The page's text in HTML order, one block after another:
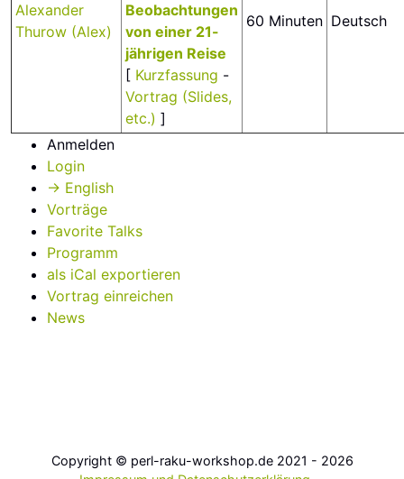
Alexander
Thurow (‎Alex‎)
Beobachtungen
von einer 21-
jährigen Reise‎
[ Kurzfassung -
Vortrag (Slides,
etc.) ]
60 Minuten Deutsch
Anmelden
Login
→ English
Vorträge
Favorite Talks
Programm
als iCal exportieren
Vortrag einreichen
News
Copyright © perl-raku-workshop.de 2021 - 2026